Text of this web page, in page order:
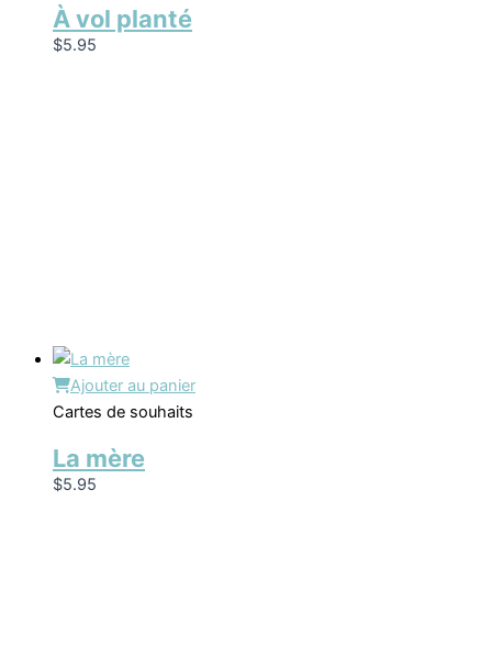
À vol planté
$5.95
Ajouter au panier
Cartes de souhaits
La mère
$5.95